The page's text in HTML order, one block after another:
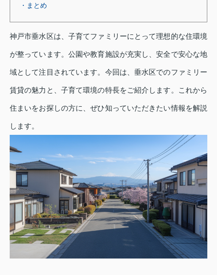
・まとめ
神戸市垂水区は、子育てファミリーにとって理想的な住環境
が整っています。公園や教育施設が充実し、安全で安心な地
域として注目されています。今回は、垂水区でのファミリー
賃貸の魅力と、子育て環境の特長をご紹介します。これから
住まいをお探しの方に、ぜひ知っていただきたい情報を解説
します。